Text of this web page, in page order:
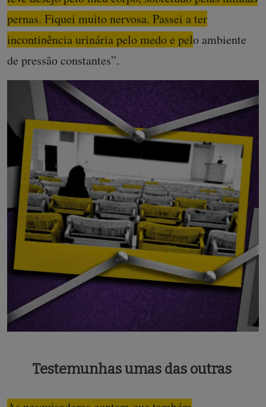
pernas. Fiquei muito nervosa. Passei a ter
incontinência urinária pelo medo e pelo ambiente
de pressão constantes”.
Testemunhas umas das outras